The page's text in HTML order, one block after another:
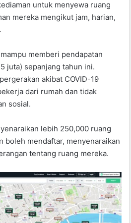
untuk menyewa ruang
mereka mengikut jam, harian,
memberi pendapatan
juta) sepanjang tahun ini.
akibat COVID-19
dari rumah dan tidak
sosial.
lebih 250,000 ruang
boleh mendaftar, menyenaraikan
tentang ruang mereka.